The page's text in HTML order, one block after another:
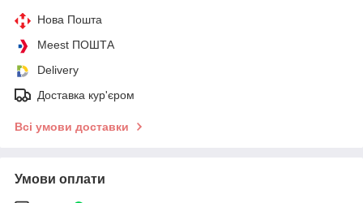
Нова Пошта
Meest ПОШТА
Delivery
Доставка кур'єром
Всі умови доставки
Умови оплати